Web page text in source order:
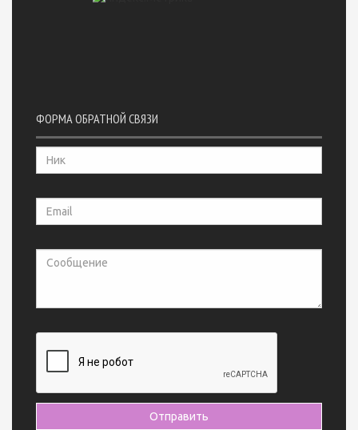
ФОРМА ОБРАТНОЙ СВЯЗИ
Отправить